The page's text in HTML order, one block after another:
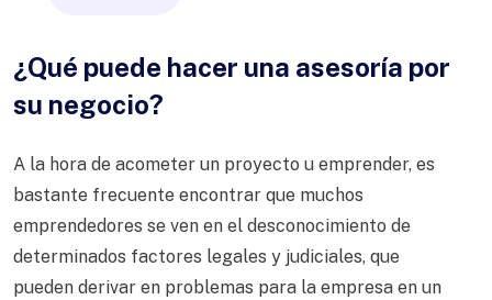
¿Qué puede hacer una asesoría por
su negocio?
A la hora de acometer un proyecto u emprender, es
bastante frecuente encontrar que muchos
emprendedores se ven en el desconocimiento de
determinados factores legales y judiciales, que
pueden derivar en problemas para la empresa en un